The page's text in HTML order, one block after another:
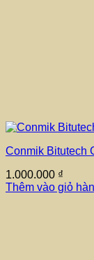
Conmik Bitutech
1.000.000 ₫
Thêm vào giỏ